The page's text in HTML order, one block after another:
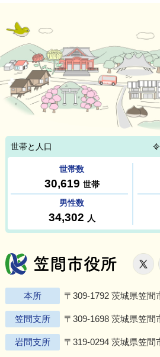
笠間 X
本所 〒309-1792 茨城県笠
笠間支所 〒309-1698 茨城県笠間
岩間支所 〒319-0294 茨城県笠間